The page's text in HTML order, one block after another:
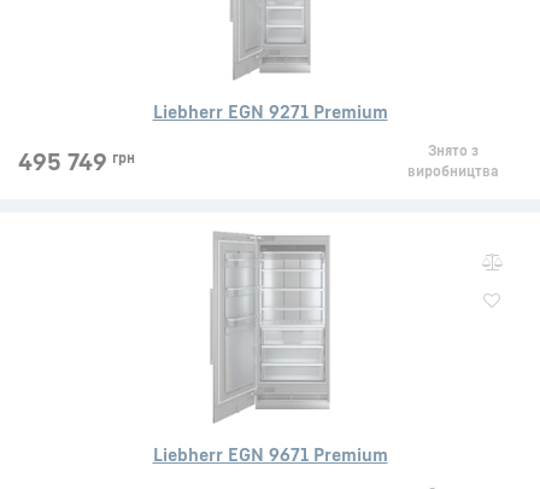
Liebherr EGN 9271 Premium
495 749 грн
Знято з
виробництва
Liebherr EGN 9671 Premium